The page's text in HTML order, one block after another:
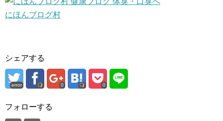
にほんブログ村
シェアする
error 0 0
フォローする